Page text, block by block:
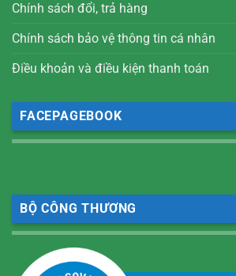
Chính sách đổi, trả hàng
Chính sách bảo vệ thông tin cá nhân
Điều khoản và điều kiện thanh toán
FACEPAGEBOOK
BỘ CÔNG THƯƠNG